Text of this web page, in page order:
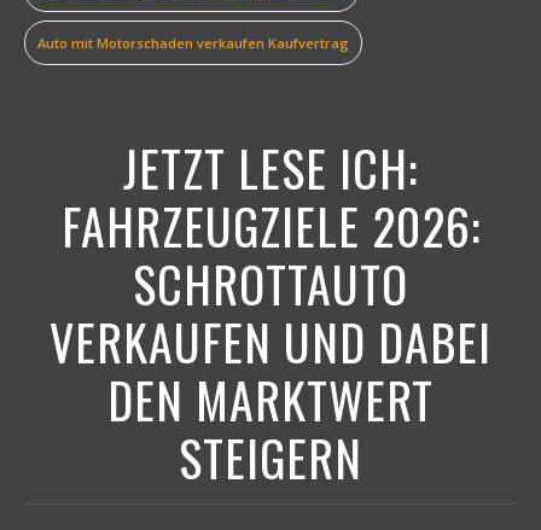
Auto mit Motorschaden verkaufen Kaufvertrag
JETZT LESE ICH:
FAHRZEUGZIELE 2026:
SCHROTTAUTO
VERKAUFEN UND DABEI
DEN MARKTWERT
STEIGERN